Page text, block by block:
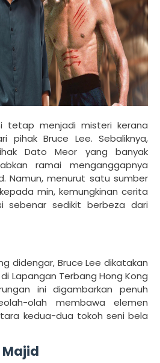
tetap menjadi misteri kerana
pihak Bruce Lee. Sebaliknya,
Dato Meor yang banyak
ramai menganggapnya
Namun, menurut satu sumber
min, kemungkinan cerita
sebenar sedikit berbeza dari
didengar, Bruce Lee dikatakan
Lapangan Terbang Hong Kong
ini digambarkan penuh
olah membawa elemen
kedua-dua tokoh seni bela
Majid